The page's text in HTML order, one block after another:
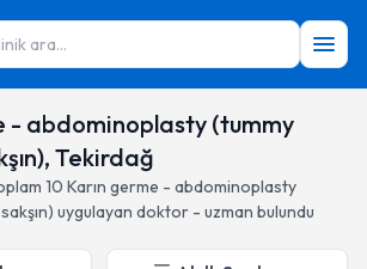
ara...
- abdominoplasty (tummy
Tekirdağ
10 Karın germe - abdominoplasty
uygulayan doktor - uzman bulundu